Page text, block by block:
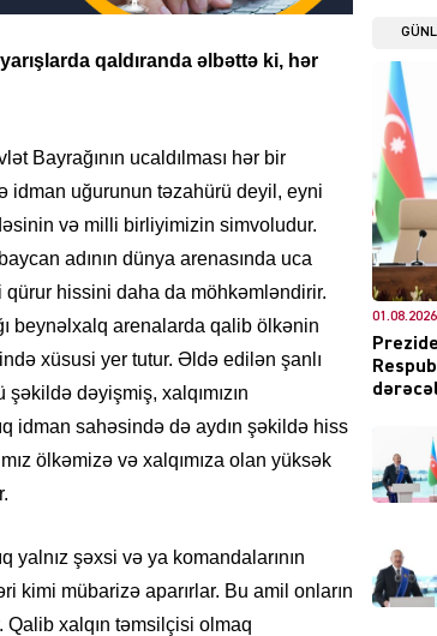
qaldıranda əlbəttə ki, hər
Bayrağının ucaldılması hər bir
idman uğurunun təzahürü deyil, eyni
və milli birliyimizin simvoludur.
adının dünya arenasında uca
hissini daha da möhkəmləndirir.
beynəlxalq arenalarda qalib ölkənin
xüsusi yer tutur. Əldə edilən şanlı
dəyişmiş, xalqımızın
idman sahəsində də aydın şəkildə hiss
ölkəmizə və xalqımıza olan yüksək
yalnız şəxsi və ya komandalarının
kimi mübarizə aparırlar. Bu amil onların
Qalib xalqın təmsilçisi olmaq
DÜNYA
ŞOU-
01.08.2026